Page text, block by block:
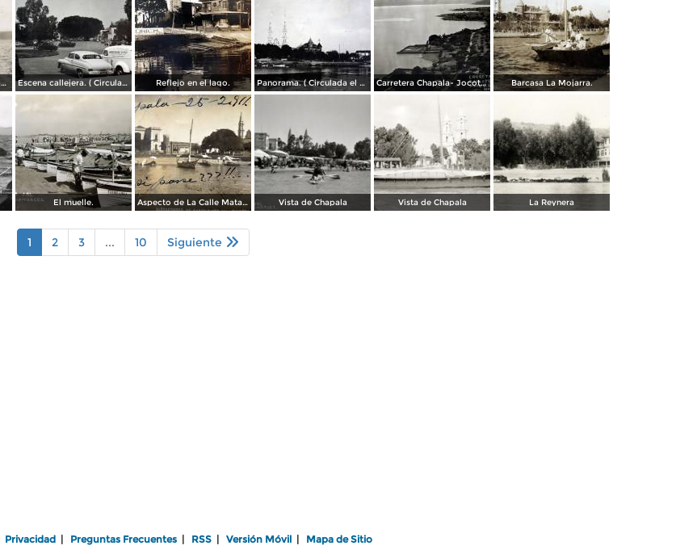
El Embarcadero ( Circulada el 7 de Marzo de 1907 ). Escena callejera. ( Circulada el 28 de Mayo de 1955 ). Reflejo en el lago. Panorama. ( Circulada el 21 de Abril de 1924 ). Carretera Chapala- Jocotepec. Barcasa La Mojarra.
El muelle. Aspecto de La Calle Matamoros ( Circulada el 25 de Febrero de 1911 ). Vista de Chapala Vista de Chapala La Reynera
1 2 3 ... 10 Siguiente
Privacidad Preguntas Frecuentes RSS Versión Móvil Mapa de Sitio